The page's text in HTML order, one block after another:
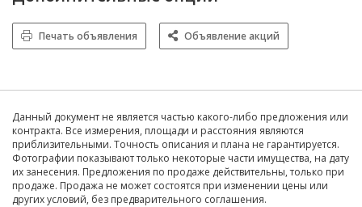
Печать объявления Объявление акций
Данный документ не является частью какого-либо предложения или
контракта. Все измерения, площади и расстояния являются
приблизительными. Точность описания и плана не гарантируется.
Фотографии показывают только некоторые части имущества, на дату
их занесения. Предложения по продаже действительны, только при
продаже. Продажа не может состоятся при изменении цены или
других условий, без предварительного соглашения.